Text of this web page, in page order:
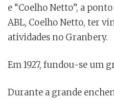
e “Coelho Netto”, a
ABL, Coelho Netto, ter
atividades no Granbery.
Em 1927, fundou-se um
Durante a grande